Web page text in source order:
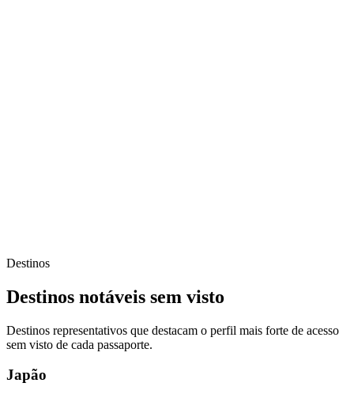
Destinos
Destinos notáveis sem visto
Destinos representativos que destacam o perfil mais forte de acesso
sem visto de cada passaporte.
Japão